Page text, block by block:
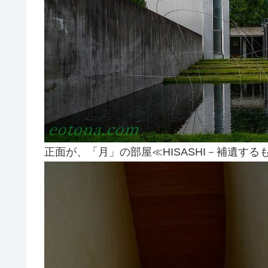
正面が、「月」の部屋≪HISASHI－補遺する